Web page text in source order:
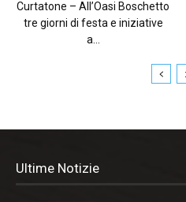
Curtatone – All’Oasi Boschetto
tre giorni di festa e iniziative
a...
Ultime Notizie